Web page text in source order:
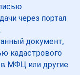
через портал
документ,
кадастрового
в МФЦ или другие